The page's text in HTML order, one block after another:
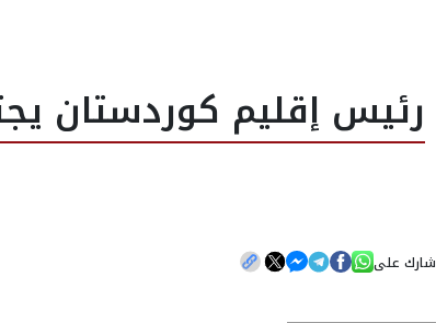
رئيس إقليم كوردستان
شارك على